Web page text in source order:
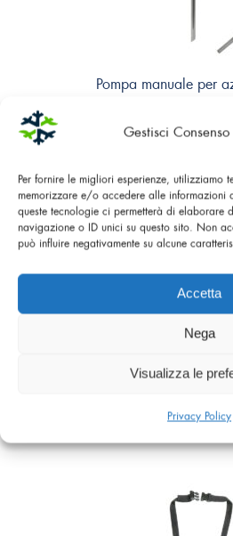
Gestisci
Per fornire le migliori esperienze, utilizziamo
memorizzare e/o accedere alle informazioni
queste tecnologie ci permetterà di elaborare
navigazione o ID unici su questo sito. Non
può influire negativamente su alcune
Accetta
Nega
Visualizza le
Privacy Policy
Pompa manuale per
Guanti criogenici di